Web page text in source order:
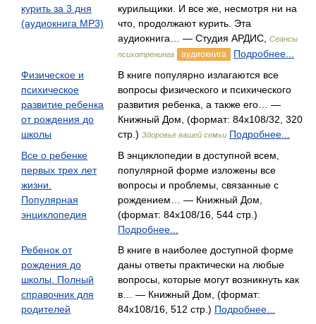
курить за 3 дня
(аудиокнига MP3)
курильщики. И все же, несмотря ни на
что, продолжают курить. Эта
аудиокнига… — Студия АРДИС,
Сеансы
психотренинга
аудиокнига
Подробнее...
Физическое и
психическое
развитие ребенка
от рождения до
школы
В книге популярно излагаются все
вопросы физического и психического
развития ребенка, а также его… —
Книжный Дом, (формат: 84x108/32, 320
стр.) Здоровье вашей семьи Подробнее...
Все о ребенке
первых трех лет
жизни.
Популярная
энциклопедия
В энциклопедии в доступной всем,
популярной форме изложены все
вопросы и проблемы, связанные с
рождением… — Книжный Дом,
(формат: 84x108/16, 544 стр.)
Подробнее...
Ребенок от
рождения до
школы. Полный
справочник для
родителей
В книге в наиболее доступной форме
даны ответы практически на любые
вопросы, которые могут возникнуть как
в… — Книжный Дом, (формат:
84x108/16, 512 стр.) Подробнее...